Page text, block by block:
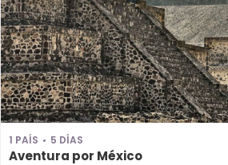
1 PAÍS 5 DÍAS
Aventura por México